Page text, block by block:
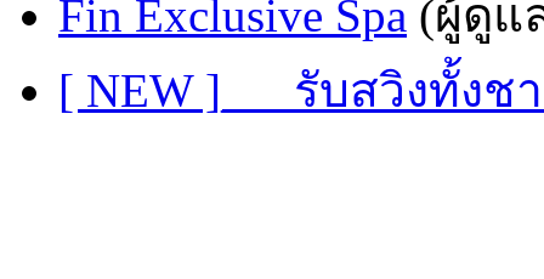
Fin Exclusive Spa (ผู้ดูแ
[ NEW ]___รับสวิงทั้ง